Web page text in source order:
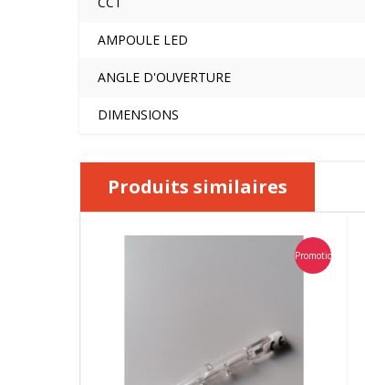
AMPOULE LED
ANGLE D'OUVERTURE
DIMENSIONS
Produits similaires